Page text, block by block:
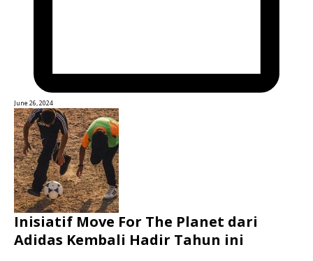
June 26, 2024
Inisiatif Move For The Planet dari
Adidas Kembali Hadir Tahun ini